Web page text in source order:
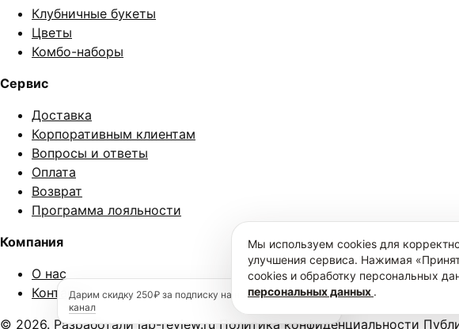
Клубничные букеты
Цветы
Комбо-наборы
Сервис
Доставка
Корпоративным клиентам
Вопросы и ответы
Оплата
Возврат
Программа лояльности
Компания
О нас
Контакты
© 2026. Разработалиlab-review.ru Политика конфиденциальности
Дарим скидку 250₽ за подписку на нашtelegram-
канал
×
Мы используем cookies для
улучшения сервиса. Нажимая
cookies и обработку персональных
персональных данных .